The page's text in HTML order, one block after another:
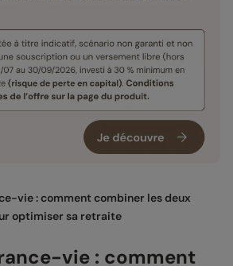
vie : comment combiner les deux
optimiser sa retraite
vie : comment